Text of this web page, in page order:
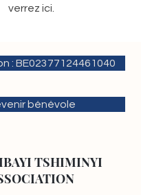
verrez ici.
: BE02377124461040
bénévole
TSHIMINYI